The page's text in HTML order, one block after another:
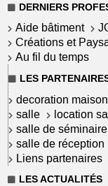
DERNIERS
Aide bâtiment
Créations et
Au fil du temps
LES
decoration maison
salle
location
salle de séminaire
salle de réception
Liens partenaires
LES ACTUALITÉS